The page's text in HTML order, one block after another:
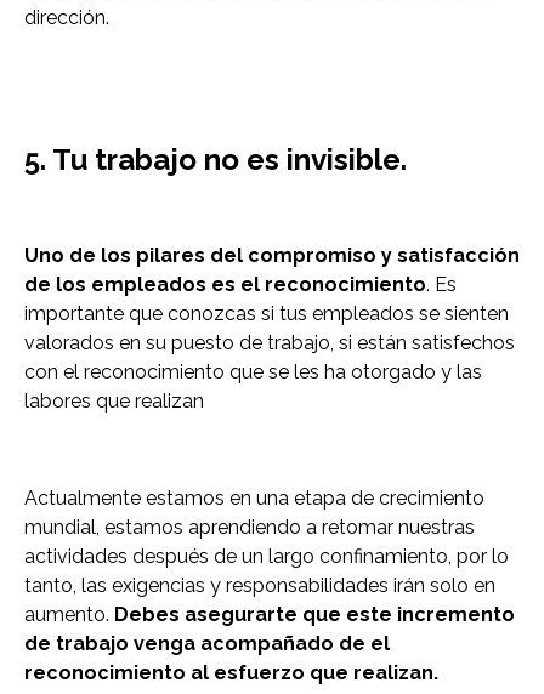
dirección.
5. Tu trabajo no es invisible.
Uno de los pilares del compromiso y satisfacción
de los empleados es el reconocimiento. Es
importante que conozcas si tus empleados se sienten
valorados en su puesto de trabajo, si están satisfechos
con el reconocimiento que se les ha otorgado y las
labores que realizan
Actualmente estamos en una etapa de crecimiento
mundial, estamos aprendiendo a retomar nuestras
actividades después de un largo confinamiento, por lo
tanto, las exigencias y responsabilidades irán solo en
aumento. Debes asegurarte que este incremento
de trabajo venga acompañado de el
reconocimiento al esfuerzo que realizan.